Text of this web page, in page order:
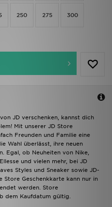
250 275 300
JD verschenken, kannst dich
Mit unserer JD Store
Freunden und Familie eine
Wahl überlässt, ihre neuen
Egal, ob Neuheiten von Nike,
und vielen mehr, bei JD
Styles und Sneaker sowie JD-
Store Geschenkkarte kann nur in
werden. Store
dem Kaufdatum gültig.